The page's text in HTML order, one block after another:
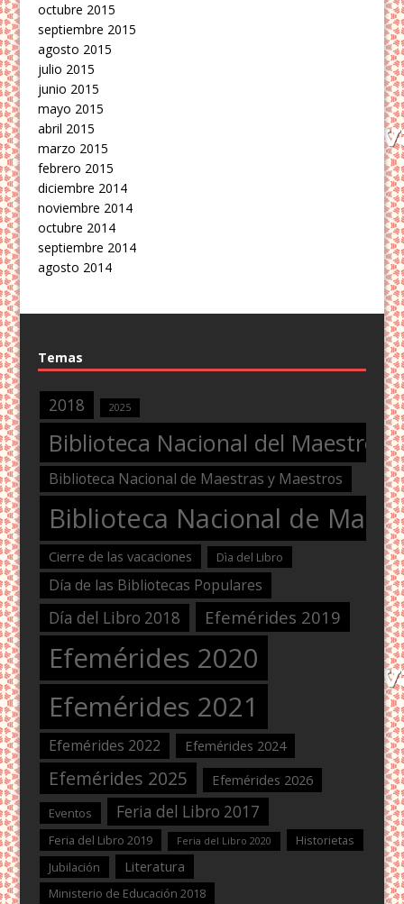
octubre 2015
septiembre 2015
agosto 2015
julio 2015
junio 2015
mayo 2015
abril 2015
marzo 2015
febrero 2015
diciembre 2014
noviembre 2014
octubre 2014
septiembre 2014
agosto 2014
Temas
2018 2025
Biblioteca Nacional del Maestro
Biblioteca Nacional de Maestras y Maestros
Biblioteca Nacional de
Cierre de las vacaciones Dìa del Libro
Día de las Bibliotecas Populares
Día del Libro 2018 Efemérides 2019
Efemérides 2020
Efemérides 2021
Efemérides 2022 Efemérides 2024
Efemérides 2025 Efemérides 2026
Eventos Feria del Libro 2017
Feria del Libro 2019 Feria del Libro 2020
Historietas
Jubilación
Literatura
Ministerio de Educación 2018